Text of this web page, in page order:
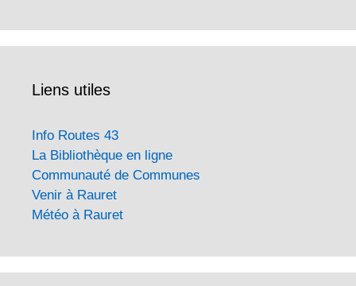
Liens utiles
Info Routes 43
La Bibliothèque en ligne
Communauté de Communes
Venir à Rauret
Météo à Rauret